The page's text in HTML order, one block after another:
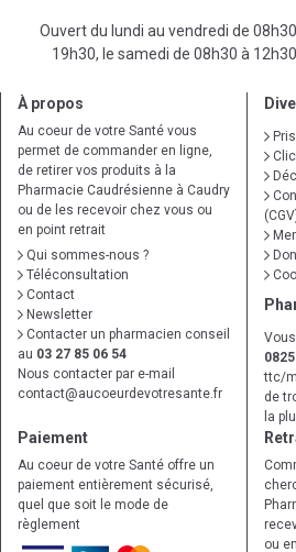
Ouvert du lundi au vendredi de
19h30, le samedi de 08h30 à
À propos
Au coeur de votre Santé vous
permet de commander en ligne,
de retirer vos produits à la
Pharmacie Caudrésienne à Caudry
ou de les recevoir chez vous ou
en point retrait
Qui sommes-nous ?
Téléconsultation
Contact
Newsletter
Contacter un pharmacien conseil
au 03 27 85 06 54
Nous contacter par e-mail
contact@aucoeurdevotresante.fr
ttc/
de
la
Paiement
Au coeur de votre Santé offre un
paiement entièrement sécurisé,
quel que soit le mode de
règlement
ou